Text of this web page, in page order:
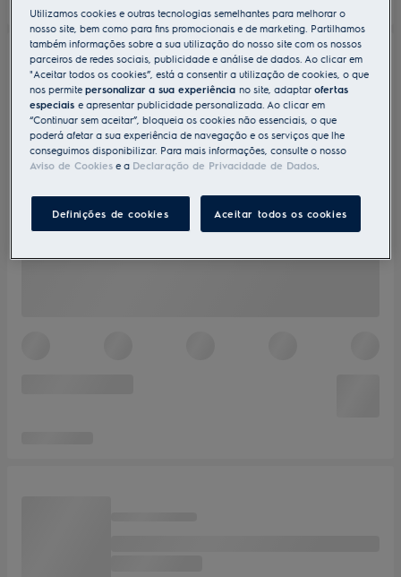
Utilizamos cookies e outras tecnologias semelhantes para melhorar o
nosso site, bem como para fins promocionais e de marketing. Partilhamos
também informações sobre a sua utilização do nosso site com os nossos
parceiros de redes sociais, publicidade e análise de dados. Ao clicar em
"Aceitar todos os cookies”, está a consentir a utilização de cookies, o que
nos permitepersonalizar a sua experiênciano site, adaptarofertas
especiaise apresentar publicidade personalizada. Ao clicar em
“Continuar sem aceitar”, bloqueia os cookies não essenciais, o que
poderá afetar a sua experiência de navegação e os serviços que lhe
conseguimos disponibilizar. Para mais informações, consulte o nosso
Aviso de Cookies e a Declaração de Privacidade de Dados
Definições de cookies Aceitar todos os cookies